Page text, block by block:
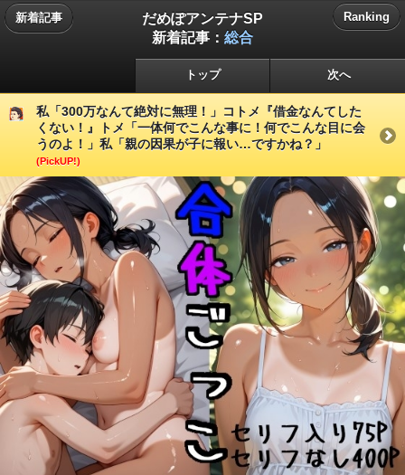
新着記事
だめぽアンテナSP
新着記事： 総合
Ranking
トップ 次へ
私「300万なんて絶対に無理！」コトメ『借金なんてした
くない！』トメ「一体何でこんな事に！何でこんな目に会
うのよ！」私「親の因果が子に報い…ですかね？」
(PickUP!)